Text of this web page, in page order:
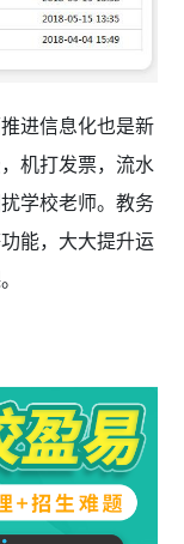
进信息化也是新
机打发票，流水
学校老师。教务
能，大大提升运